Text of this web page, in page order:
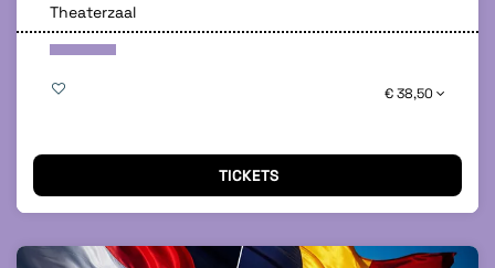
Theaterzaal
€ 38,50
TICKETS